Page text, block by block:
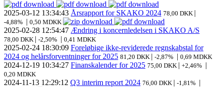
2025-03-12 13:34:43 Årsrapport for SKAKO 2024 78,00 DKK |
-4,88% | 0,50 MDKK
2025-02-28 12:54:47 Ændring i koncernledelsen i SKAKO A/S
78,00 DKK | -2,50% | 0,41 MDKK
2025-02-24 18:30:09 Foreløbige ikke-reviderede regnskabstal for
2024 og helårsforventninger for 2025 81,20 DKK | -2,87% | 0,69 MDKK
2024-12-19 10:34:27 Finanskalender for 2025 75,00 DKK | +2,46% |
0,20 MDKK
2024-11-13 12:29:12 Q3 interim report 2024 76,00 DKK | -1,81% |